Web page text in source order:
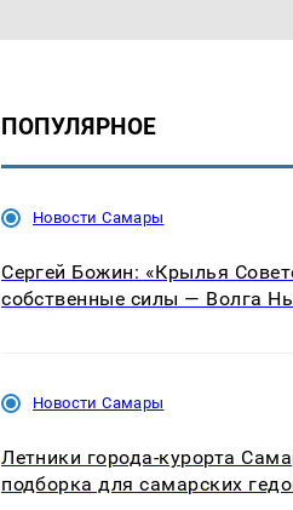
ПОПУЛЯРНОЕ
Новости Самары
Сергей Божин: «Крылья
собственные силы — Волга
Новости Самары
Летники города-курорта
подборка для самарских